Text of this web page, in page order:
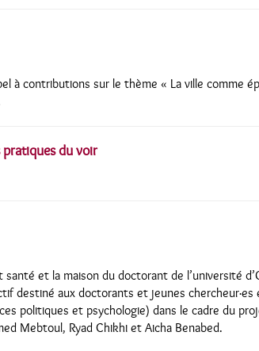
à contributions sur le thème « La ville comme
du voir
santé et la maison du doctorant de l’université
destiné aux doctorants et jeunes chercheur·es
politiques et psychologie) dans le cadre du
Mebtoul, Ryad Chikhi et Aicha Benabed.